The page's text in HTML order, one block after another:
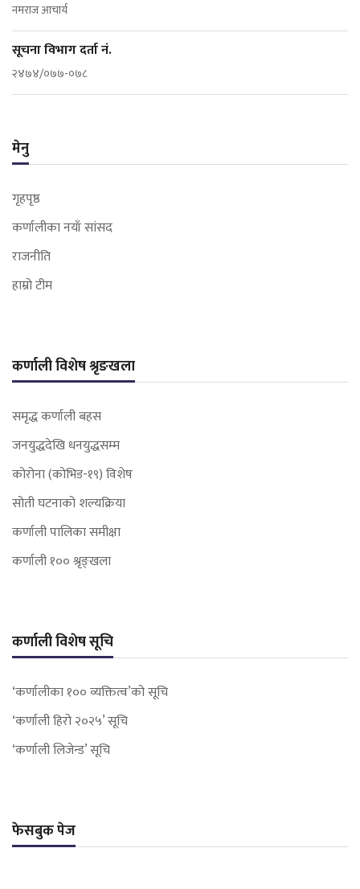
नमराज आचार्य
सूचना विभाग दर्ता नं.
२४७४/०७७-०७८
मेनु
गृहपृष्ठ
कर्णालीका नयाँ सांसद
राजनीति
हाम्रो टीम
कर्णाली विशेष श्रृङखला
समृद्ध कर्णाली बहस
जनयुद्धदेखि धनयुद्धसम्म
कोरोना (कोभिड-१९) विशेष
सोती घटनाको शल्यक्रिया
कर्णाली पालिका समीक्षा
कर्णाली १०० श्रृङ्खला
कर्णाली विशेष सूचि
‘कर्णालीका १०० व्यक्तित्व’को सूचि
‘कर्णाली हिरो २०२५’ सूचि
‘कर्णाली लिजेन्ड’ सूचि
फेसबुक पेज